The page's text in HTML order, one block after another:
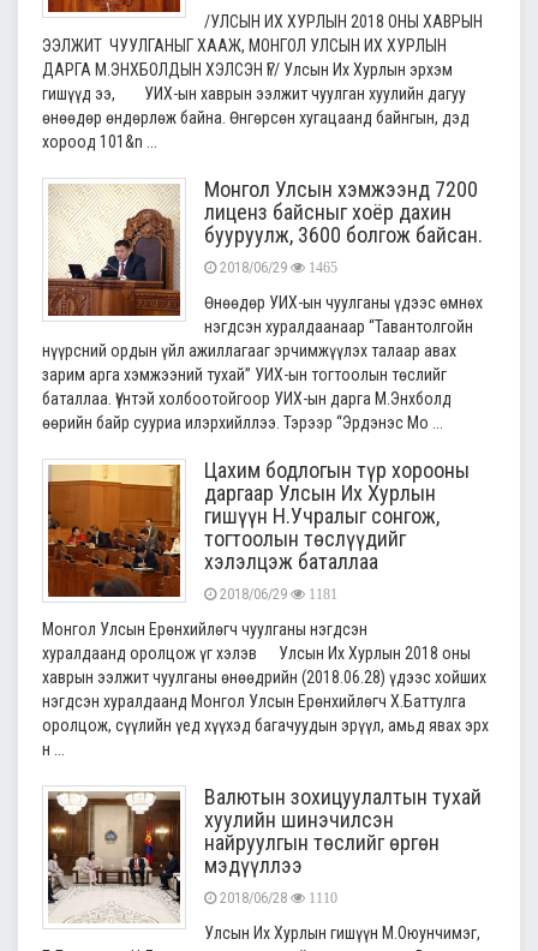
/УЛСЫН ИХ ХУРЛЫН 2018 ОНЫ ХАВРЫН
ЭЭЛЖИТ ЧУУЛГАНЫГ ХААЖ, МОНГОЛ УЛСЫН ИХ ХУРЛЫН
ДАРГА М.ЭНХБОЛДЫН ХЭЛСЭН ҮГ/ Улсын Их Хурлын эрхэм
гишүүд ээ, УИХ-ын хаврын ээлжит чуулган хуулийн дагуу
өнөөдөр өндөрлөж байна. Өнгөрсөн хугацаанд байнгын, дэд
хороод 101&n ...
Монгол Улсын хэмжээнд 7200
лиценз байсныг хоёр дахин
бууруулж, 3600 болгож байсан.
2018/06/29 1465
Өнөөдөр УИХ-ын чуулганы үдээс өмнөх
нэгдсэн хуралдаанаар “Тавантолгойн
нүүрсний ордын үйл ажиллагааг эрчимжүүлэх талаар авах
зарим арга хэмжээний тухай” УИХ-ын тогтоолын төслийг
баталлаа. Үүнтэй холбоотойгоор УИХ-ын дарга М.Энхболд
өөрийн байр сууриа илэрхийллээ. Тэрээр “Эрдэнэс Мо ...
Цахим бодлогын түр хорооны
даргаар Улсын Их Хурлын
гишүүн Н.Учралыг сонгож,
тогтоолын төслүүдийг
хэлэлцэж баталлаа
2018/06/29 1181
Монгол Улсын Ерөнхийлөгч чуулганы нэгдсэн
хуралдаанд оролцож үг хэлэв Улсын Их Хурлын 2018 оны
хаврын ээлжит чуулганы өнөөдрийн (2018.06.28) үдээс хойших
нэгдсэн хуралдаанд Монгол Улсын Ерөнхийлөгч Х.Баттулга
оролцож, сүүлийн үед хүүхэд багачуудын эрүүл, амьд явах эрх
н ...
Валютын зохицуулалтын тухай
хуулийн шинэчилсэн
найруулгын төслийг өргөн
мэдүүллээ
2018/06/28 1110
Улсын Их Хурлын гишүүн М.Оюунчимэг,